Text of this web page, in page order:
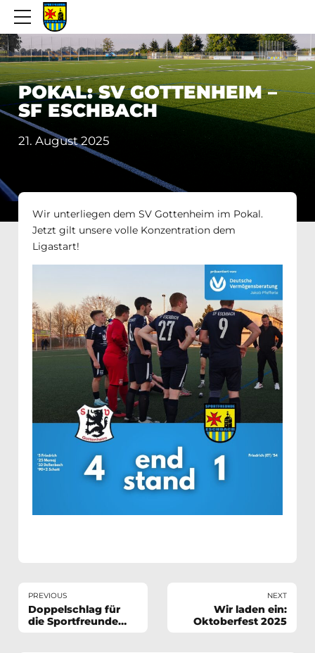
POKAL: SV GOTTENHEIM –
SF ESCHBACH
21. August 2025
Wir unterliegen dem SV Gottenheim im Pokal.
Jetzt gilt unsere volle Konzentration dem
Ligastart!
PREVIOUS
Doppelschlag für
die Sportfreunde
NEXT
Wir laden ein:
Oktoberfest 2025